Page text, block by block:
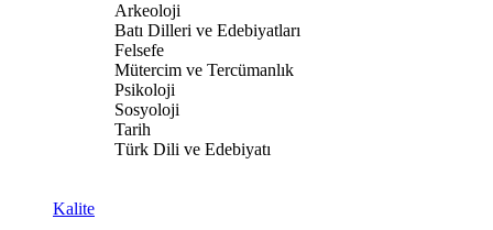
Arkeoloji
Batı Dilleri ve Edebiyatları
Felsefe
Mütercim ve Tercümanlık
Psikoloji
Sosyoloji
Tarih
Türk Dili ve Edebiyatı
Kalite